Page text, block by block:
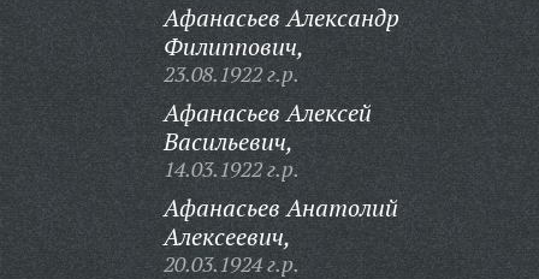
Афанасьев Александр
Филиппович,
23.08.1922 г.р.
Афанасьев Алексей
Васильевич,
14.03.1922 г.р.
Афанасьев Анатолий
Алексеевич,
20.03.1924 г.р.